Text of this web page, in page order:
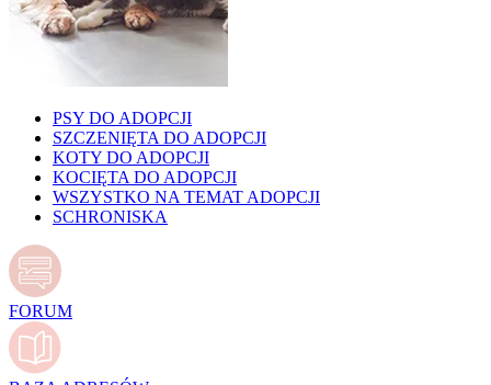
PSY DO ADOPCJI
SZCZENIĘTA DO ADOPCJI
KOTY DO ADOPCJI
KOCIĘTA DO ADOPCJI
WSZYSTKO NA TEMAT ADOPCJI
SCHRONISKA
FORUM